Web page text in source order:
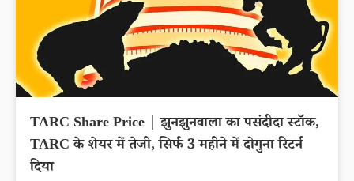
TARC Share Price | झुनझुनवाला का पसंदीदा स्टॉक,
TARC के शेयर में तेजी, सिर्फ 3 महीने में दोगुना रिटर्न
दिया